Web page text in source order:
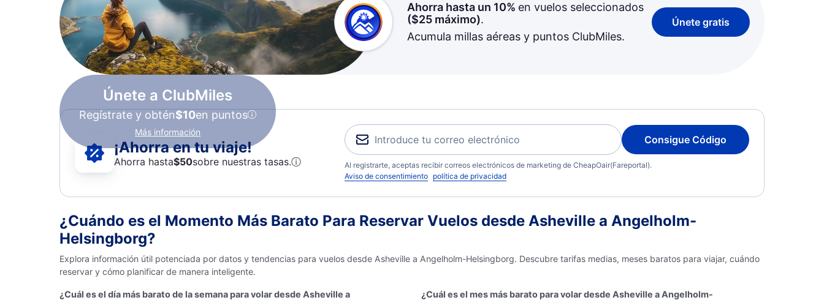
Únete a ClubMiles
Regístrate y obtén$10en puntos
Más información
Ahorra hasta un 10% en vuelos seleccionados
($25máximo).
Acumula millas aéreas y puntos ClubMiles.
Únete gratis
¡Ahorra en tu viaje!
Ahorra hasta$50sobre nuestras tasas.ⓘ
Consigue Código
Al registrarte, aceptas recibir correos electrónicos de marketing de CheapOair(Fareportal).
Aviso de consentimiento política de privacidad
¿Cuándo es el Momento Más Barato Para Reservar Vuelos desde Asheville a Angelholm-
Helsingborg?
Explora información útil potenciada por datos y tendencias para vuelos desde Asheville a Angelholm-Helsingborg. Descubre tarifas medias, meses baratos para viajar, cuándo
reservar y cómo planificar de manera inteligente.
¿Cuál es el día más barato de la semana para volar desde Asheville a
¿Cuál es el mes más barato para volar desde Asheville a Angelholm-